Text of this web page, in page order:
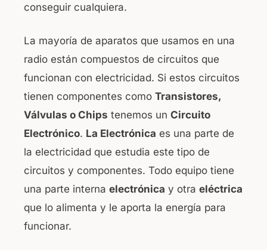
conseguir cualquiera.
La mayoría de aparatos que usamos en una
radio están compuestos de circuitos que
funcionan con electricidad. Si estos circuitos
tienen componentes como Transistores,
Válvulas o Chips tenemos un Circuito
Electrónico. La Electrónica es una parte de
la electricidad que estudia este tipo de
circuitos y componentes. Todo equipo tiene
una parte interna electrónica y otra eléctrica
que lo alimenta y le aporta la energía para
funcionar.